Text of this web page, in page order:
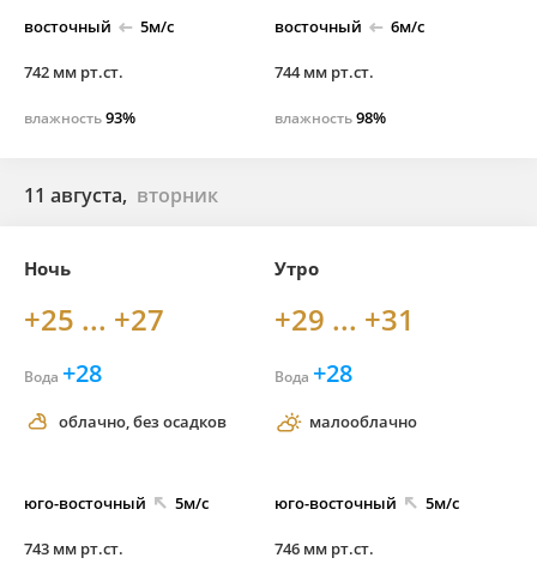
восточный 5м/с
742 мм рт.ст.
влажность93%
восточный 6м/с
744 мм рт.ст.
влажность98%
11 августа, вторник
Ночь
+25 ... +27
Вода +28
облачно, без осадков
юго-восточный 5м/с
743 мм рт.ст.
Утро
+29 ... +31
Вода +28
малооблачно
юго-восточный 5м/с
746 мм рт.ст.